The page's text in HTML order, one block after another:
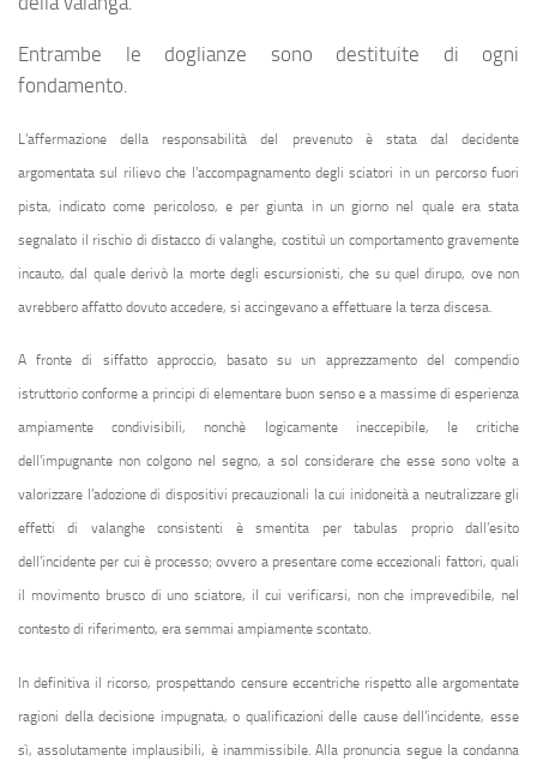
Entrambe le doglianze sono destituite di ogni
fondamento.
L’affermazione della responsabilità del prevenuto è stata dal decidente
argomentata sul rilievo che l’accompagnamento degli sciatori in un percorso fuori
pista, indicato come pericoloso, e per giunta in un giorno nel quale era stata
segnalato il rischio di distacco di valanghe, costituì un comportamento gravemente
incauto, dal quale derivò la morte degli escursionisti, che su quel dirupo, ove non
avrebbero affatto dovuto accedere, si accingevano a effettuare la terza discesa.
A fronte di siffatto approccio, basato su un apprezzamento del compendio
istruttorio conforme a principi di elementare buon senso e a massime di esperienza
ampiamente condivisibili, nonchè logicamente ineccepibile, le critiche
dell’impugnante non colgono nel segno, a sol considerare che esse sono volte a
valorizzare l’adozione di dispositivi precauzionali la cui inidoneità a neutralizzare gli
effetti di valanghe consistenti è smentita per tabulas proprio dall’esito
dell’incidente per cui è processo; ovvero a presentare come eccezionali fattori, quali
il movimento brusco di uno sciatore, il cui verificarsi, non che imprevedibile, nel
contesto di riferimento, era semmai ampiamente scontato.
In definitiva il ricorso, prospettando censure eccentriche rispetto alle argomentate
ragioni della decisione impugnata, o qualificazioni delle cause dell’incidente, esse
sì, assolutamente implausibili, è inammissibile. Alla pronuncia segue la condanna